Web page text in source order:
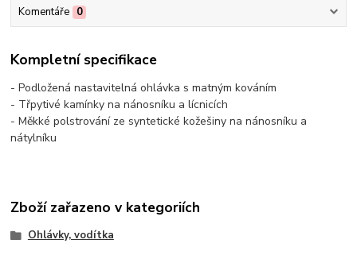
Komentáře 0
Kompletní specifikace
- Podložená nastavitelná ohlávka s matným kováním
- Třpytivé kamínky na nánosníku a lícnicích
- Měkké polstrování ze syntetické kožešiny na nánosníku a
nátylníku
Zboží zařazeno v kategoriích
Ohlávky, vodítka